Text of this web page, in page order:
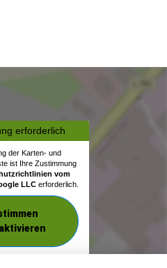
erforderlich
der Karten- und
ist Ihre Zustimmung
vom
LLC erforderlich.